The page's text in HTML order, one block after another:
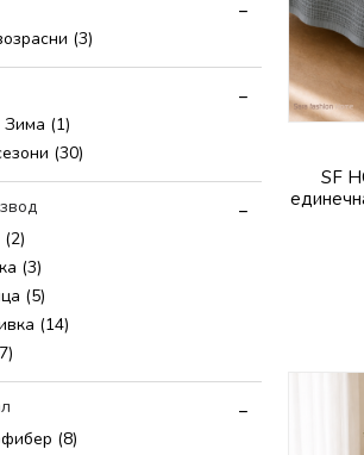
(3)
Зима (1)
(30)
(2)
(3)
(5)
(14)
(8)
SF